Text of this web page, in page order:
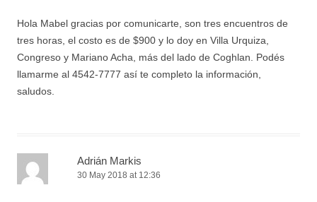
Hola Mabel gracias por comunicarte, son tres encuentros de
tres horas, el costo es de $900 y lo doy en Villa Urquiza,
Congreso y Mariano Acha, más del lado de Coghlan. Podés
llamarme al 4542-7777 así te completo la información,
saludos.
Adrián Markis
30 May 2018 at 12:36